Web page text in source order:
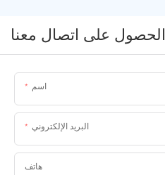
الحصول على اتصال معنا
اسم
البريد الإلكتروني
هاتف